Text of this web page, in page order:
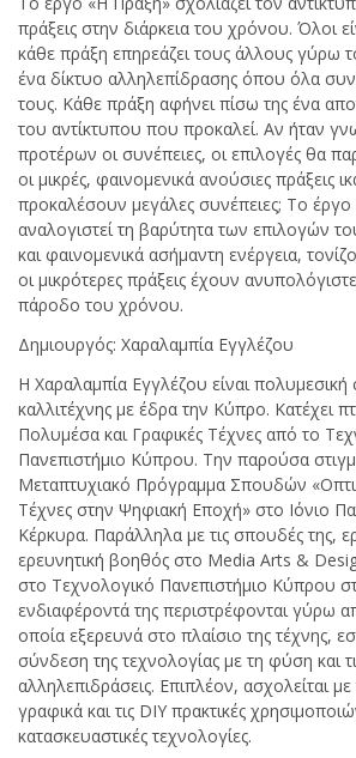
πράξεις στην διάρκεια του χρόνου. Όλοι
κάθε πράξη επηρεάζει τους άλλους γύρω
ένα δίκτυο αλληλεπίδρασης όπου όλα
τους. Κάθε πράξη αφήνει πίσω της ένα
του αντίκτυπου που προκαλεί. Αν ήταν
προτέρων οι συνέπειες, οι επιλογές θα
οι μικρές, φαινομενικά ανούσιες πράξεις
προκαλέσουν μεγάλες συνέπειες; Το έργο
αναλογιστεί τη βαρύτητα των επιλογών
και φαινομενικά ασήμαντη ενέργεια,
οι μικρότερες πράξεις έχουν
πάροδο του χρόνου.
Δημιουργός: Χαραλαμπία Εγγλέζου
Η Χαραλαμπία Εγγλέζου είναι πολυμεσική
καλλιτέχνης με έδρα την Κύπρο. Κατέχει
Πολυμέσα και Γραφικές Τέχνες από το
Πανεπιστήμιο Κύπρου. Την παρούσα
Μεταπτυχιακό Πρόγραμμα Σπουδών
Τέχνες στην Ψηφιακή Εποχή» στο Ιόνιο
Κέρκυρα. Παράλληλα με τις σπουδές της,
ερευνητική βοηθός στο Media Arts &
στο Τεχνολογικό Πανεπιστήμιο Κύπρου
ενδιαφέροντά της περιστρέφονται γύρω
οποία εξερευνά στο πλαίσιο της τέχνης,
σύνδεση της τεχνολογίας με τη φύση και
αλληλεπιδράσεις. Επιπλέον, ασχολείται
γραφικά και τις DIY πρακτικές
κατασκευαστικές τεχνολογίες.